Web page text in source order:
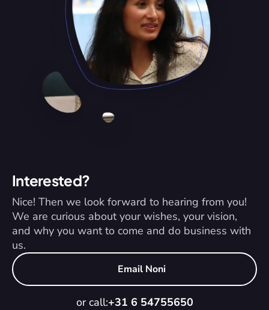
Interested?
Nice! Then we look forward to hearing from you!
We are curious about your wishes, your vision,
and why you want to come and do business with
us.
Email Noni
or call:+31 6 54755650